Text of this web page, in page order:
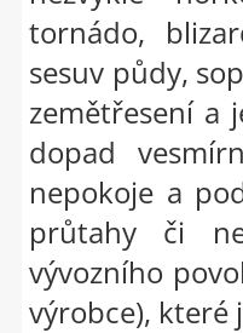
tornádo,
sesuv půdy,
zemětřesení a
dopad
nepokoje a
průtahy či
vývozního
výrobce), které